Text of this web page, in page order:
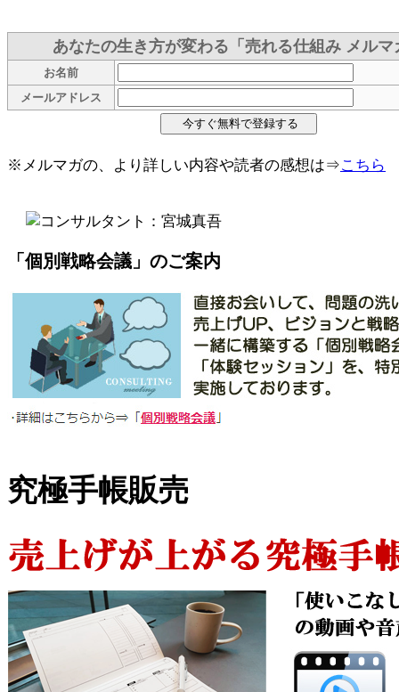
あなたの生き方が変わる「売れる仕組み メルマ
お名前
メールアドレス
※メルマガの、より詳しい内容や読者の感想は⇒こちら
「個別戦略会議」のご案内
究極手帳販売